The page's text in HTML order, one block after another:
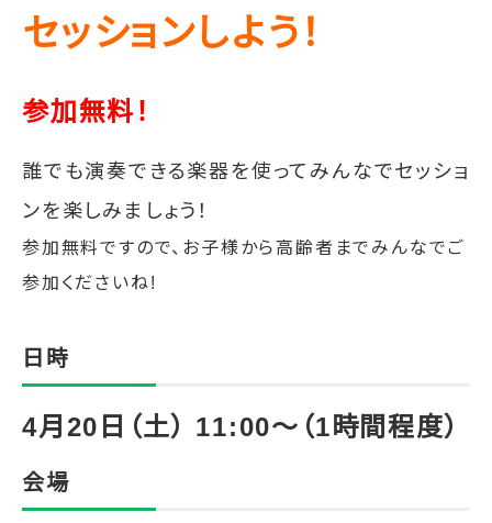
セッションしよう！
参加無料！
誰でも演奏できる楽器を使ってみんなでセッショ
ンを楽しみましょう！
参加無料ですので、お子様から高齢者までみんなでご
参加くださいね!
日時
4月20日（土） 11:00〜（1時間程度）
会場